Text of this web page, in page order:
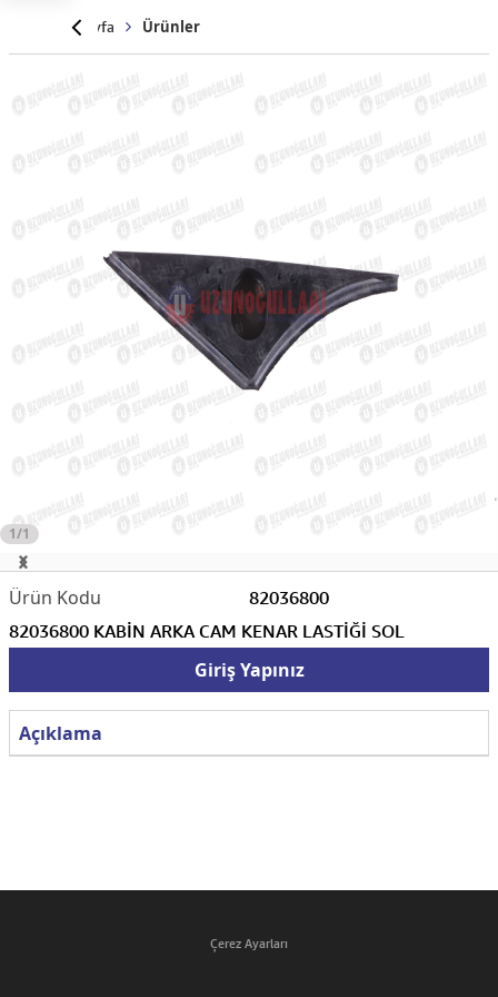
Anasayfa Ürünler
1/1
82036800
82036800 KABİN ARKA CAM KENAR LASTİĞİ SOL
Giriş Yapınız
Açıklama
Çerez Ayarları